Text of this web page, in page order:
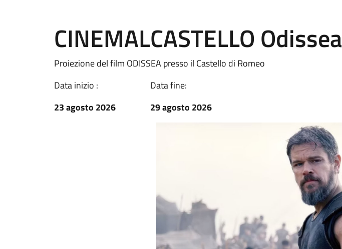
CINEMALCASTELLO Odissea
Proiezione del film ODISSEA presso il Castello di Romeo
Data inizio :
23 agosto 2026
Data fine:
29 agosto 2026